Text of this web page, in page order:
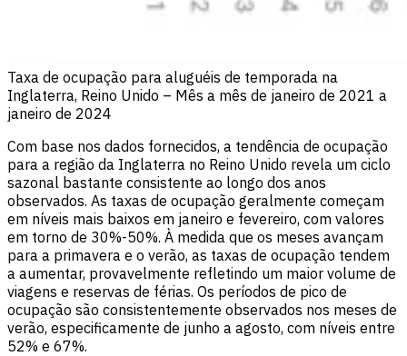
Taxa de ocupação para aluguéis de temporada na
Inglaterra, Reino Unido – Mês a mês de janeiro de 2021 a
janeiro de 2024
Com base nos dados fornecidos, a tendência de ocupação
para a região da Inglaterra no Reino Unido revela um ciclo
sazonal bastante consistente ao longo dos anos
observados. As taxas de ocupação geralmente começam
em níveis mais baixos em janeiro e fevereiro, com valores
em torno de 30%-50%. À medida que os meses avançam
para a primavera e o verão, as taxas de ocupação tendem
a aumentar, provavelmente refletindo um maior volume de
viagens e reservas de férias. Os períodos de pico de
ocupação são consistentemente observados nos meses de
verão, especificamente de junho a agosto, com níveis entre
52% e 67%.